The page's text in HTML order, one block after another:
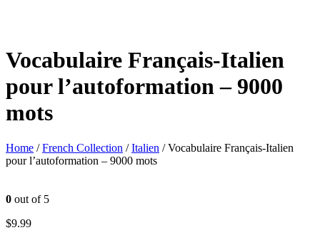
Vocabulaire Français-Italien
pour l’autoformation – 9000
mots
Home /French Collection /Italien / Vocabulaire Français-Italien
pour l’autoformation – 9000 mots
0 out of 5
$9.99